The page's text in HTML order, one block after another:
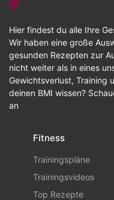
Hier findest du alle Ihre
Wir haben eine große
gesunden Rezepten zur
nicht weiter als in eines
Gewichtsverlust, Training
deinen BMI wissen?
an
Fitness
Trainingspläne
Trainingsvideos
Top Rezepte